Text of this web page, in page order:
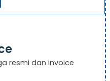
resmi dan invoice